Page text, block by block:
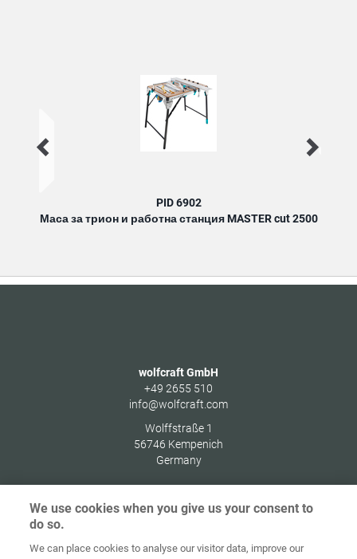
PID 6902
Маса за трион и работна станция MASTER cut 2500
wolfcraft GmbH
+49 2655 510
info@wolfcraft.com
Wolffstraße 1
56746 Kempenich
Germany
Начална
страница Контакт Импресум данните
We use cookies when you give us your consent to
do so.
We can place cookies to analyse our visitor data, improve our